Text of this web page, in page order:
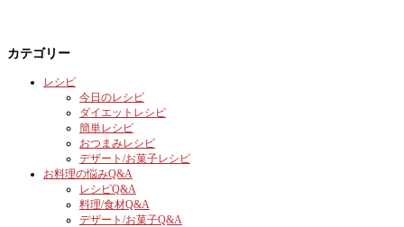
カテゴリー
レシピ
今日のレシピ
ダイエットレシピ
簡単レシピ
おつまみレシピ
デザート/お菓子レシピ
お料理の悩みQ&A
レシピQ&A
料理/食材Q&A
デザート/お菓子Q&A